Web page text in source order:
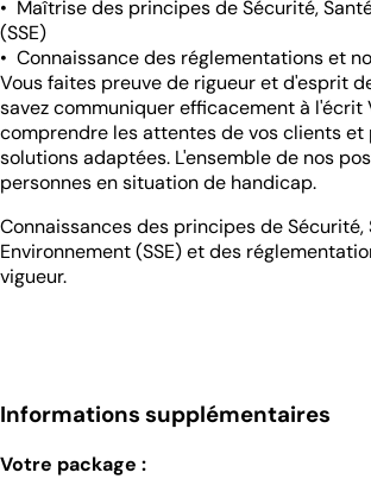
• Maîtrise des principes de Sécurité,
(SSE)
• Connaissance des réglementations et
Vous faites preuve de rigueur et d'esprit
savez communiquer efficacement à l'écrit
comprendre les attentes de vos clients et
solutions adaptées. L'ensemble de nos
personnes en situation de handicap.
Connaissances des principes de Sécurité,
Environnement (SSE) et des
vigueur.
Informations supplémentaires
Votre package :